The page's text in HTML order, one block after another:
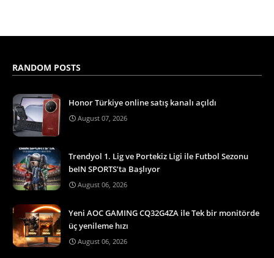
RANDOM POSTS
Honor Türkiye online satış kanalı açıldı
August 07, 2026
Trendyol 1. Lig ve Portekiz Ligi ile Futbol Sezonu
beIN SPORTS’ta Başlıyor
August 06, 2026
Yeni AOC GAMING CQ32G4ZA ile Tek bir monitörde
üç yenileme hızı
August 06, 2026